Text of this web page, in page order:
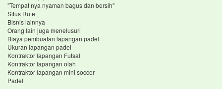
"Tempat nya nyaman bagus dan bersih"
Situs Rute
Bisnis lainnya
Orang lain juga menelusuri
Biaya pembuatan lapangan padel
Ukuran lapangan padel
Kontraktor lapangan Futsal
Kontraktor lapangan olah
Kontraktor lapangan mini soccer
Padel